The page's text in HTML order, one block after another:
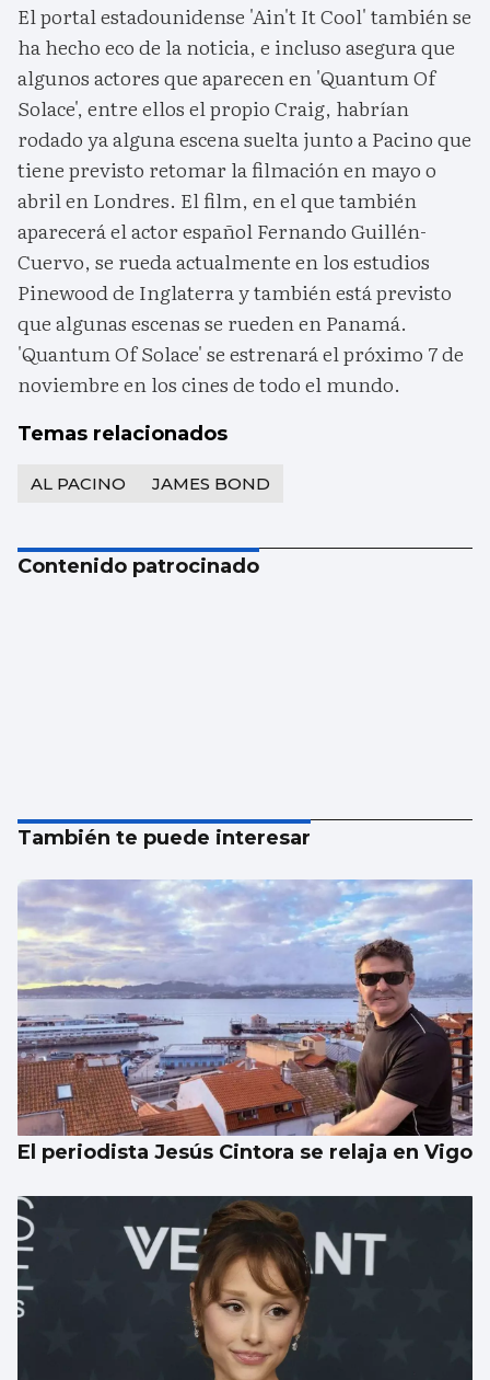
El portal estadounidense 'Ain't It Cool' también se
ha hecho eco de la noticia, e incluso asegura que
algunos actores que aparecen en 'Quantum Of
Solace', entre ellos el propio Craig, habrían
rodado ya alguna escena suelta junto a Pacino que
tiene previsto retomar la filmación en mayo o
abril en Londres. El film, en el que también
aparecerá el actor español Fernando Guillén-
Cuervo, se rueda actualmente en los estudios
Pinewood de Inglaterra y también está previsto
que algunas escenas se rueden en Panamá.
'Quantum Of Solace' se estrenará el próximo 7 de
noviembre en los cines de todo el mundo.
Temas relacionados
AL PACINO JAMES BOND
Contenido patrocinado
También te puede interesar
El periodista Jesús Cintora se relaja en Vigo